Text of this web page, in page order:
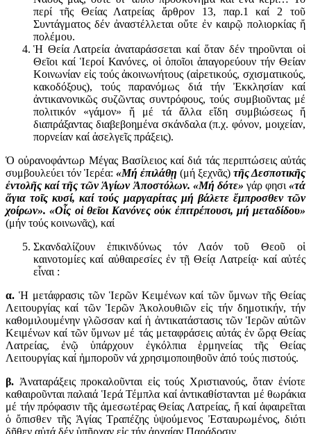
περί τῆς Θείας Λατρείας ἄρθρον 13, παρ.1 καί 2 τοῦ
Συντάγματος δέν ἀναστέλλεται οὔτε ἐν καιρῷ πολιορκίας ἤ
πολέμου.
Ἡ Θεία Λατρεία ἀναταράσσεται καί ὅταν δέν τηροῦνται οἱ
Θεῖοι καί Ἱεροί Κανόνες, οἱ ὁποῖοι ἀπαγορεύουν τήν Θείαν
Κοινωνίαν εἰς τούς ἀκοινωνήτους (αἱρετικούς, σχισματικούς,
κακοδόξους), τούς παρανόμως διά τήν Ἐκκλησίαν καί
ἀντικανονικῶς συζῶντας συντρόφους, τούς συμβιοῦντας μέ
πολιτικόν «γάμον» ἤ μέ τά ἄλλα εἴδη συμβιώσεως ἤ
διαπράξαντας διαβεβοημένα σκάνδαλα (π.χ. φόνον, μοιχείαν,
πορνείαν καί ἀσελγεῖς πράξεις).
Ὁ οὐρανοφάντωρ Μέγας Βασίλειος καί διά τάς περιπτώσεις αὐτάς
συμβουλεύει τόν Ἱερέα: «Μή ἐπιλάθῃ (μή ξεχνᾶς) τῆς Δεσποτικῆς
ἐντολῆς καί τῆς τῶν Ἁγίων Ἀποστόλων. «Μή δότε» γάρ φησι«τά
ἅγια τοῖς κυσί, καί τούς μαργαρίτας μή βάλετε ἔμπροσθεν τῶν
χοίρων». «Οἷς οἱ θεῖοι Κανόνες οὐκ ἐπιτρέπουσι, μή μεταδίδου»
(μήν τούς κοινωνᾶς), καί
Σκανδαλίζουν ἐπικινδύνως τόν Λαόν τοῦ Θεοῦ οἱ
καινοτομίες καί αὐθαιρεσίες ἐν τῇ Θείᾳ Λατρείᾳ· καί αὐτές
εἶναι :
α. Ἡ μετάφρασις τῶν Ἱερῶν Κειμένων καί τῶν ὕμνων τῆς Θείας
Λειτουργίας καί τῶν Ἱερῶν Ἀκολουθιῶν εἰς τήν δημοτικήν, τήν
καθομιλουμένην γλῶσσαν καί ἡ ἀντικατάστασις τῶν Ἱερῶν αὐτῶν
Κειμένων καί τῶν ὕμνων μέ τάς μεταφράσεις αὐτάς ἐν ὥρᾳ Θείας
Λατρείας, ἐνῷ ὑπάρχουν ἐγκόλπια ἑρμηνείας τῆς Θείας
Λειτουργίας καί ἠμποροῦν νά χρησιμοποιηθοῦν ἀπό τούς πιστούς.
β. Ἀναταράξεις προκαλοῦνται εἰς τούς Χριστιανούς, ὅταν ἐνίοτε
καθαιροῦνται παλαιά Ἱερά Τέμπλα καί ἀντικαθίστανται μέ θωράκια
μέ τήν πρόφασιν τῆς ἀμεσωτέρας Θείας Λατρείας, ἤ καί ἀφαιρεῖται
ὁ ὄπισθεν τῆς Ἁγίας Τραπέζης ὑψούμενος Ἐσταυρωμένος, διότι
δῆθεν αὐτά δέν ὑπῆρχαν εἰς τήν ἀρχαίαν Παράδοσιν.